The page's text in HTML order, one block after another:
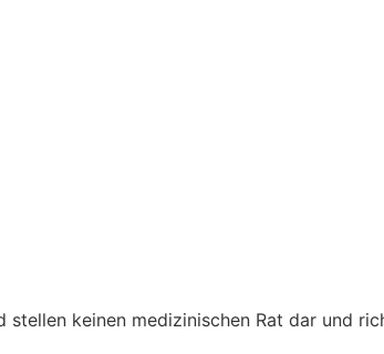
keinen medizinischen Rat dar und